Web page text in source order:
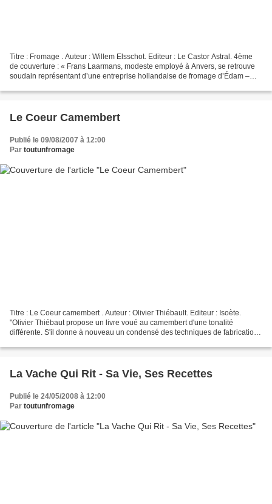
Titre : Fromage . Auteur : Willem Elsschot. Editeur : Le Castor Astral. 4ème
de couverture : « Frans Laarmans, modeste employé à Anvers, se retrouve
soudain représentant d’une entreprise hollandaise de fromage d’Édam –
Le Coeur Camembert
Publié le 09/08/2007 à 12:00
Par toutunfromage
Titre : Le Coeur camembert . Auteur : Olivier Thiébault. Editeur : Isoète.
"Olivier Thiébaut propose un livre voué au camembert d'une tonalité
différente. S'il donne à nouveau un condensé des techniques de fabrication,
La Vache Qui Rit - Sa Vie, Ses Recettes
Publié le 24/05/2008 à 12:00
Par toutunfromage